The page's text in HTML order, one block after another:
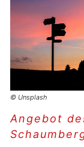
© Unsplash
Angebot